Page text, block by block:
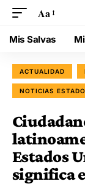
Aa
Mis Salvas
ACTUALIDAD
NOTICIAS
Estados
significa